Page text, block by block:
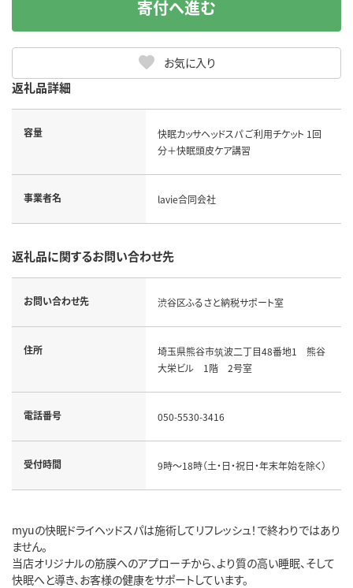
お気に入り
寄付へ進む
返礼品詳細
容量
快眠カッサヘッドスパ ご利用チケット 1回
分＋快眠頭皮ケア講習
事業者名 lavie合同会社
返礼品に関するお問い合わせ先
お問い合わせ先 渋谷区ふるさと納税サポート室
住所
埼玉県熊谷市筑波二丁目48番地1 熊谷
大栄ビル 1階 2号室
電話番号 050-5530-3416
受付時間 9時～18時（土・日・祝日・年末年始を除く）
myuの快眠ドライヘッドスパは施術してリフレッシュ！で終わりではあり
ません。
当店オリジナルの筋膜へのアプローチから、より質の高い睡眠、そして
快眠へと導き、お客様の健康をサポートしています。